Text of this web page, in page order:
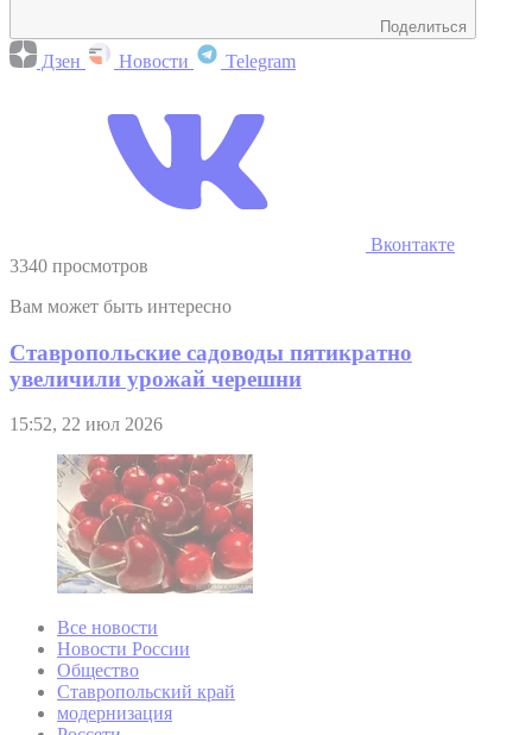
Поделиться
Дзен Новости Telegram
Вконтакте
3340 просмотров
Вам может быть интересно
Ставропольские садоводы пятикратно
увеличили урожай черешни
15:52, 22 июл 2026
Все новости
Новости России
Общество
Ставропольский край
модернизация